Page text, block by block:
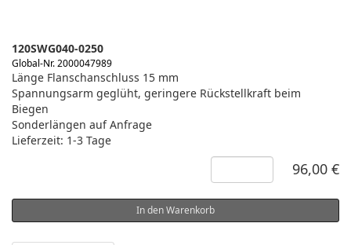
120SWG040-0250
Global-Nr. 2000047989
Länge Flanschanschluss 15 mm
Spannungsarm geglüht, geringere Rückstellkraft beim
Biegen
Sonderlängen auf Anfrage
Lieferzeit: 1-3 Tage
96,00 €
In den Warenkorb